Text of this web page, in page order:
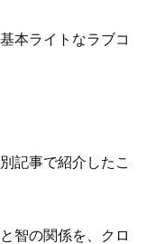
本ライトなラブコ
記事で紹介したこ
智の関係を、クロ